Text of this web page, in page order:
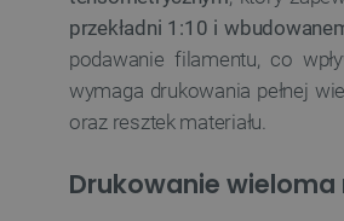
przekładni 1:10 i
podawanie filamentu, co
wymaga drukowania pełnej
oraz resztek materiału.
Drukowanie wieloma